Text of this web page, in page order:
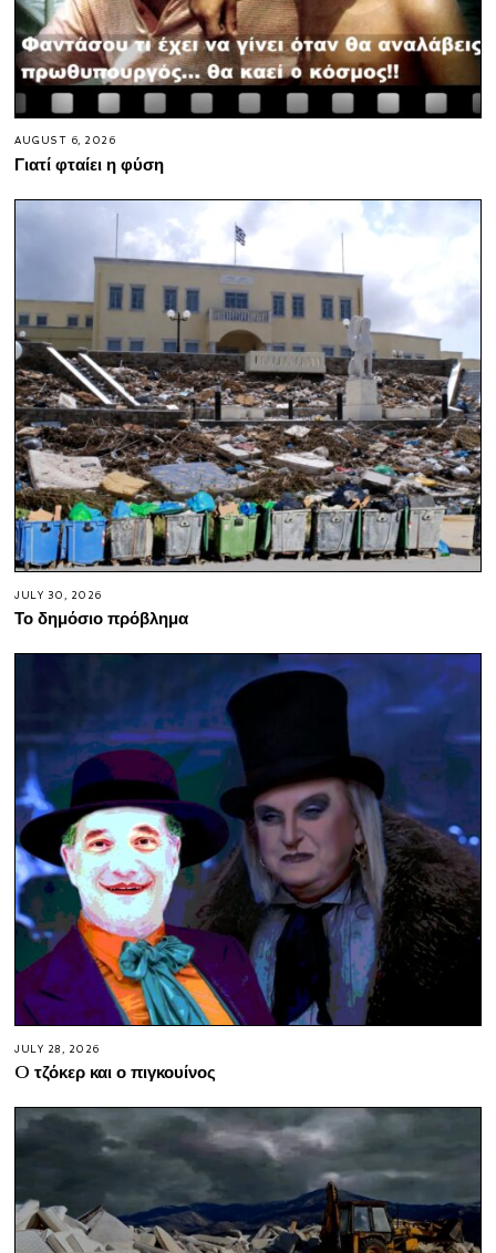
AUGUST 6, 2026
Γιατί φταίει η φύση
JULY 30, 2026
Το δημόσιο πρόβλημα
JULY 28, 2026
O τζόκερ και ο πιγκουίνος